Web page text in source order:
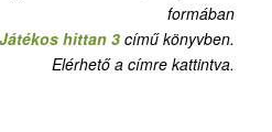
formában
hittan 3című könyvben.
Elérhető a címre kattintva.